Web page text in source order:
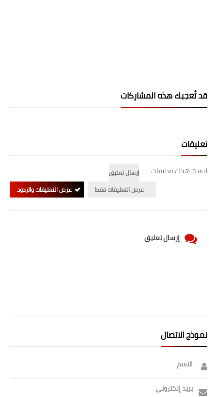
قد تُعجبك هذه المشاركات
تعليقات
ليست هناك تعليقات
إرسال تعليق
عرض التعليقات فقط
عرض التعليقات والردود
إرسال تعليق
نموذج الاتصال
الاسم
بريد إلكتروني